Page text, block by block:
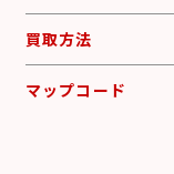
買取方法
マップコード